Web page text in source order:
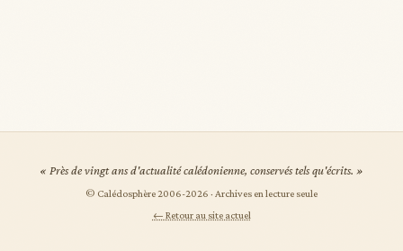
« Près de vingt ans d'actualité calédonienne, conservés tels qu'écrits. »
© Calédosphère 2006-2026 · Archives en lecture seule
← Retour au site actuel